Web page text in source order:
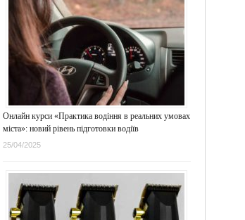
Онлайн курси «Практика водіння в реальних умовах
міста»: новий рівень підготовки водіїв
25/04/2025